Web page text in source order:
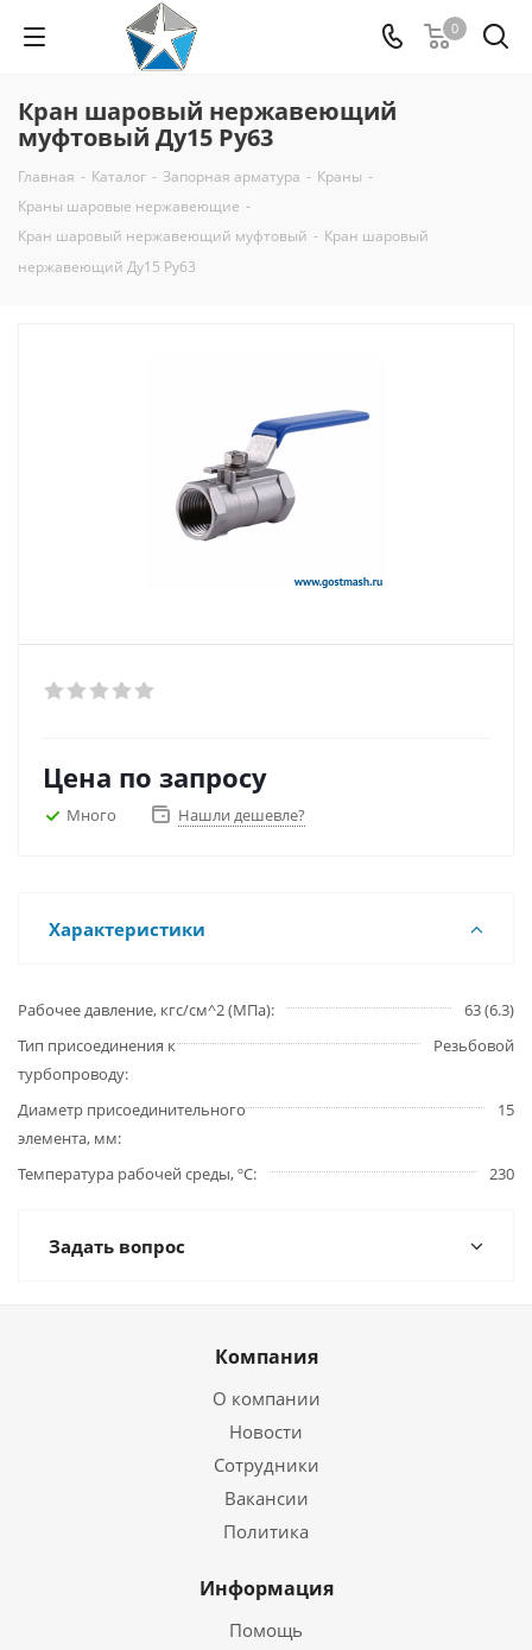
0
Кран шаровый нержавеющий
муфтовый Ду15 Ру63
Главная - Каталог - Запорная арматура - Краны -
Краны шаровые нержавеющие -
Кран шаровый нержавеющий муфтовый - Кран шаровый
нержавеющий Ду15 Py63
Цена по запросу
Много Нашли дешевле?
Характеристики
Рабочее давление, кгс/см^2 (МПа)
63 (6.3)
Тип присоединения к
турбопроводу
Резьбовой
Диаметр присоединительного
элемента, мм
15
Температура рабочей среды, ºС 230
Задать вопрос
Компания
О компании
Новости
Сотрудники
Вакансии
Политика
Информация
Помощь